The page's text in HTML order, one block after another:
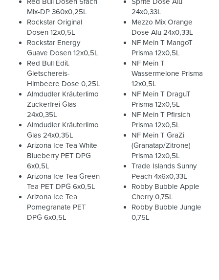
Mix-DP 360x0,25L
Rockstar Original
Dosen 12x0,5L
Rockstar Energy
Guave Dosen 12x0,5L
Red Bull Edit.
Gletschereis-
Himbeere Dose 0,25L
Almdudler Kräuterlimo
Zuckerfrei Glas
24x0,35L
Almdudler Kräuterlimo
Glas 24x0,35L
Arizona Ice Tea White
Blueberry PET DPG
6x0,5L
Arizona Ice Tea Green
Tea PET DPG 6x0,5L
Arizona Ice Tea
Pomegranate PET
DPG 6x0,5L
24x0,33L
Mezzo Mix Orange
Dose Alu 24x0,33L
NF Mein T MangoT
Prisma 12x0,5L
NF Mein T
Wassermelone Prisma
12x0,5L
NF Mein T DraguT
Prisma 12x0,5L
NF Mein T Pfirsich
Prisma 12x0,5L
NF Mein T GraZi
(Granatap/Zitrone)
Prisma 12x0,5L
Trade Islands Sunny
Peach 4x6x0,33L
Robby Bubble Apple
Cherry 0,75L
Robby Bubble Jungle
0,75L